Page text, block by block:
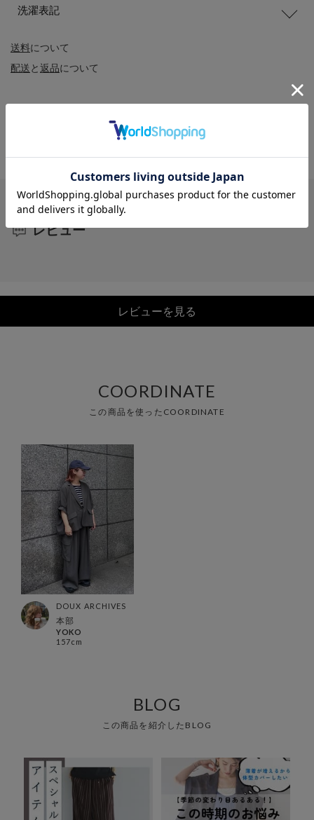
送料について
配送と返品について
洗濯表記
レビュー
レビューを見る
COORDINATE
この商品を使ったCOORDINATE
DOUX ARCHIVES
本部
YOKO
157cm
BLOG
この商品を紹介したBLOG